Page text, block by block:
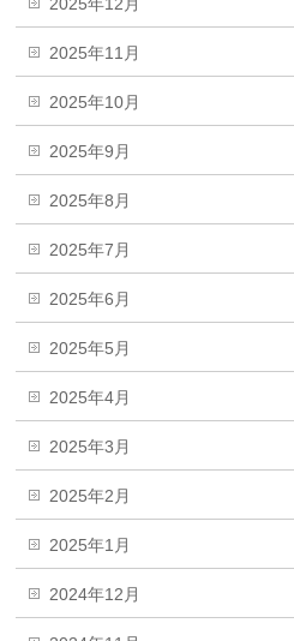
2025年11月
2025年10月
2025年9月
2025年8月
2025年7月
2025年6月
2025年5月
2025年4月
2025年3月
2025年2月
2025年1月
2024年12月